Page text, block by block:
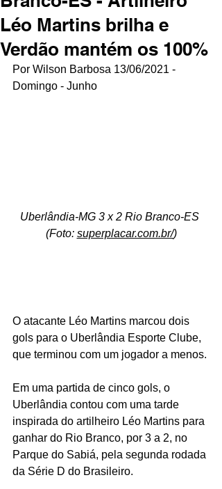
Léo Martins brilha e
Verdão mantém os 100%
Por Wilson Barbosa 13/06/2021 -
Domingo - Junho
Uberlândia-MG 3 x 2 Rio Branco-ES
(Foto: superplacar.com.br/)
O atacante Léo Martins marcou dois
gols para o Uberlândia Esporte Clube,
que terminou com um jogador a menos.
Em uma partida de cinco gols, o
Uberlândia contou com uma tarde
inspirada do artilheiro Léo Martins para
ganhar do Rio Branco, por 3 a 2, no
Parque do Sabiá, pela segunda rodada
da Série D do Brasileiro.